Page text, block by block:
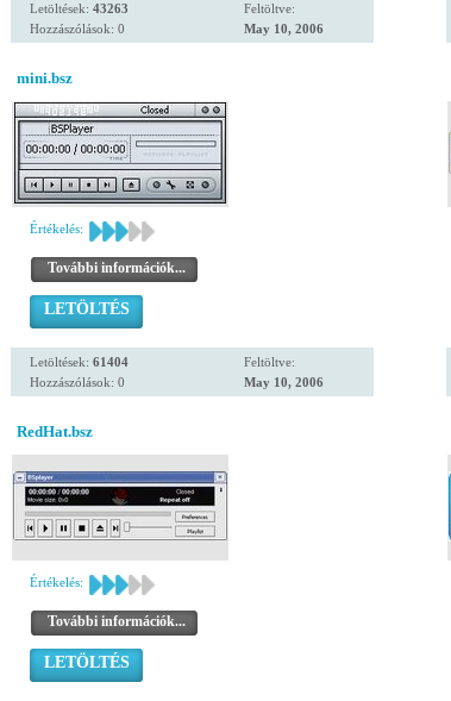
Letöltések: 43263
Hozzászólások: 0
Feltöltve:
May 10, 2006
mini.bsz
Értékelés:
További információk...
LETÖLTÉS
Letöltések: 61404
Hozzászólások: 0
Feltöltve:
May 10, 2006
RedHat.bsz
Értékelés:
További információk...
LETÖLTÉS